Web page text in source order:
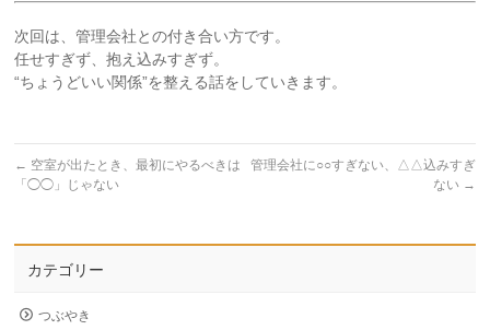
次回は、管理会社との付き合い方です。
任せすぎず、抱え込みすぎず。
“ちょうどいい関係”を整える話をしていきます。
← 空室が出たとき、最初にやるべきは
「◯◯」じゃない
管理会社に○○すぎない、△△込みすぎ
ない →
カテゴリー
つぶやき